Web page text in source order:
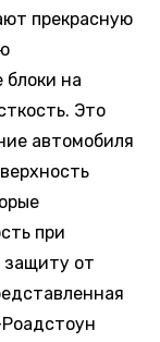
прекрасную
блоки на
Это
автомобиля
при
от